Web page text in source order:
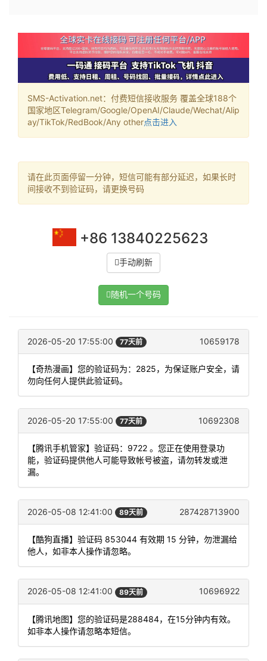
SMS-Activation.net：付费短信接收服务 覆盖全球188个
国家地区Telegram/Google/OpenAI/Claude/Wechat/Alip
ay/TikTok/RedBook/Any other点击进入
请在此页面停留一分钟，短信可能有部分延迟，如果长时
间接收不到验证码，请更换号码
+86 13840225623
手动刷新
随机一个号码
2026-05-20 17:55:00 77天前 10659178
【奇热漫画】您的验证码为：2825，为保证账户安全，请
勿向任何人提供此验证码。
2026-05-20 17:55:00 77天前 10692308
【腾讯手机管家】验证码：9722 。您正在使用登录功
能，验证码提供他人可能导致帐号被盗，请勿转发或泄
漏。
2026-05-08 12:41:00 89天前 287428713900
【酷狗直播】验证码 853044 有效期 15 分钟，勿泄漏给
他人，如非本人操作请忽略。
2026-05-08 12:41:00 89天前 10696922
【腾讯地图】您的验证码是288484，在15分钟内有效。
如非本人操作请忽略本短信。